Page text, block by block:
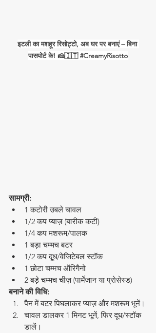
इटली का मशहूर रिसोट्टो, अब घर पर बनाएं – बिना
पासपोर्ट के! 🧀🇮🇹 #CreamyRisotto
सामग्री:
1 कटोरी उबले चावल
1/2 कप प्याज़ (बारीक कटी)
1/4 कप मशरूम/पालक
1 बड़ा चम्मच बटर
1/2 कप दूध/वेजिटेबल स्टॉक
1 छोटा चम्मच ऑरिगैनो
2 बड़े चम्मच चीज़ (पार्मेजान या प्रोसेस्ड)
बनाने की विधि:
पैन में बटर पिघलाकर प्याज़ और मशरूम भूनें।
चावल डालकर 1 मिनट भूनें, फिर दूध/स्टॉक
डालें।